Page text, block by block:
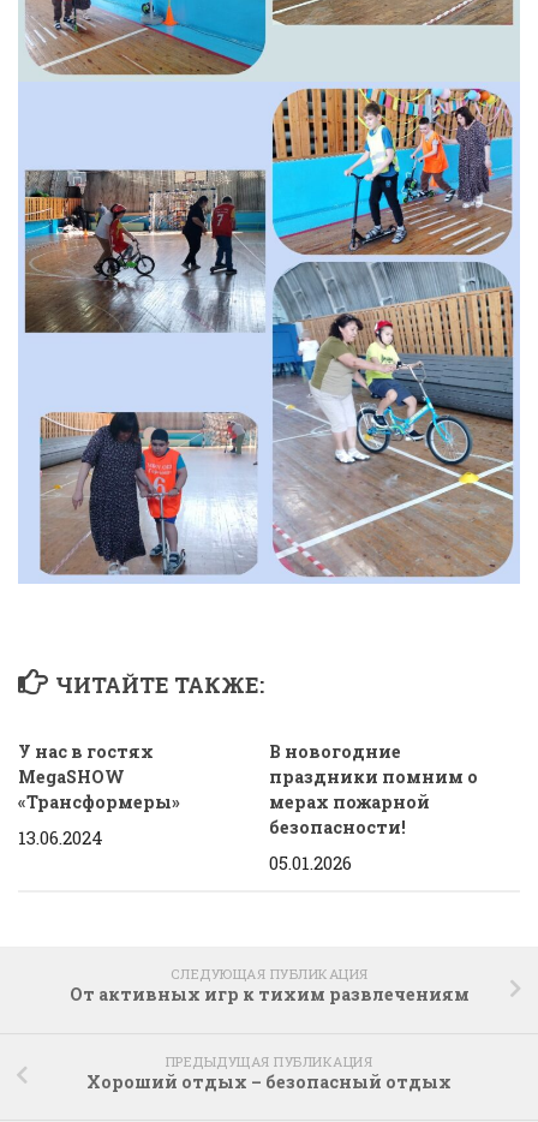
ЧИТАЙТЕ ТАКЖЕ:
У нас в гостях
MegaSHOW
«Трансформеры»
13.06.2024
В новогодние
праздники помним о
мерах пожарной
безопасности!
05.01.2026
СЛЕДУЮЩАЯ ПУБЛИКАЦИЯ
От активных игр к тихим развлечениям
ПРЕДЫДУЩАЯ ПУБЛИКАЦИЯ
Хороший отдых – безопасный отдых